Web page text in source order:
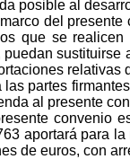
posible al
del
que se
partes
al presente
convenio
aportará para
de euros, con